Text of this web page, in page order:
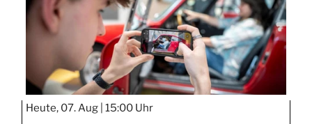
Heute, 07. Aug | 15:00 Uhr